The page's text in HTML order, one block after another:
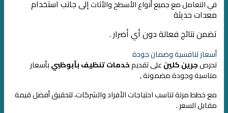
في التعامل مع جميع أنواع الأسطح والأثاثإلى جانب استخدام
معدات حديثة
تضمن نتائج فعالة دون أي أضرار .
أسعار تنافسية وضمان جودة
تحرصجرين كلينعلى تقديمخدمات تنظيف بأبوظبيبأسعار
مناسبة وجودة مضمونة ,
مع خطط مرنة تناسب احتياجات الأفراد والشركات، لتحقيق أفضل قيمة
مقابل السعر .